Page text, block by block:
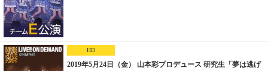
HD
2019年5月24日（金） 山本彩プロデュース 研究生「夢は逃げ